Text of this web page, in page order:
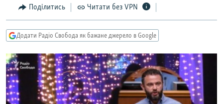
пошукуКУЛЬТУРА
СПОРТ
СВІТ
КРИМ.РЕАЛІЇ
ТИ ЯК?
КИТАЙ.ВИКЛИКИ
МУЛЬТИМЕДІА
ФОТО
Поділитись Читати без VPN
Додати Радіо Свобода як бажане джерело в Google